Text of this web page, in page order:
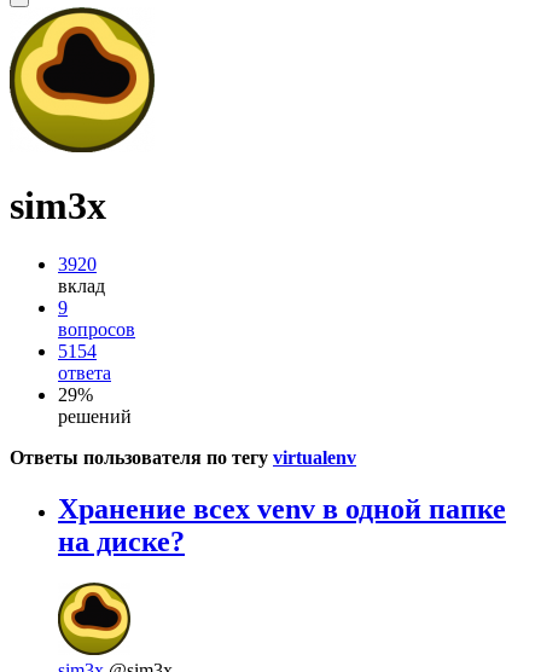
sim3x
3920
вклад
9
вопросов
5154
ответа
29%
решений
Ответы пользователя по тегу virtualenv
Хранение всех venv в одной папке
на диске?